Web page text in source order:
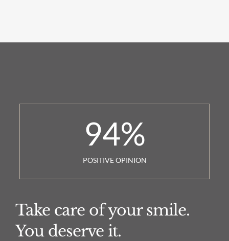
94%
POSITIVE OPINION
Take care of your smile.
You deserve it.